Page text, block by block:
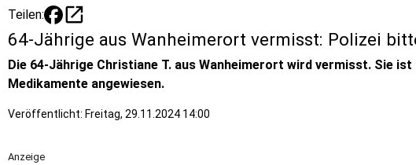
Teilen: open_in_new
64-Jährige aus Wanheimerort vermisst: Polizei
Die 64-Jährige Christiane T. aus Wanheimerort wird vermisst. Sie
Medikamente angewiesen.
Veröffentlicht: Freitag, 29.11.2024 14:00
Anzeige